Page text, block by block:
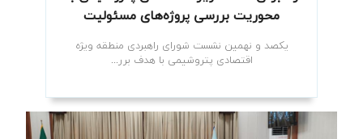
محوریت بررسی پروژه‌های مسئولیت
یکصد و نهمین نشست شورای راهبردی منطقه ویژه
اقتصادی پتروشیمی با هدف برر...